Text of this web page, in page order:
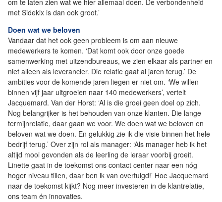
om te laten zien wat we hier allemaal doen. De verbondenheid
met Sidekix is dan ook groot.’
Doen wat we beloven
Vandaar dat het ook geen probleem is om aan nieuwe
medewerkers te komen. ‘Dat komt ook door onze goede
samenwerking met uitzendbureaus, we zien elkaar als partner en
niet alleen als leverancier. Die relatie gaat al jaren terug.’ De
ambities voor de komende jaren liegen er niet om. ‘We willen
binnen vijf jaar uitgroeien naar 140 medewerkers’, vertelt
Jacquemard. Van der Horst: ‘Al is die groei geen doel op zich.
Nog belangrijker is het behouden van onze klanten. Die lange
termijnrelatie, daar gaan we voor. We doen wat we beloven en
beloven wat we doen. En gelukkig zie ik die visie binnen het hele
bedrijf terug.’ Over zijn rol als manager: ‘Als manager heb ik het
altijd mooi gevonden als de leerling de leraar voorbij groeit.
Linette gaat in de toekomst ons contact center naar een nóg
hoger niveau tillen, daar ben ik van overtuigd!’ Hoe Jacquemard
naar de toekomst kijkt? Nog meer investeren in de klantrelatie,
ons team én innovaties.